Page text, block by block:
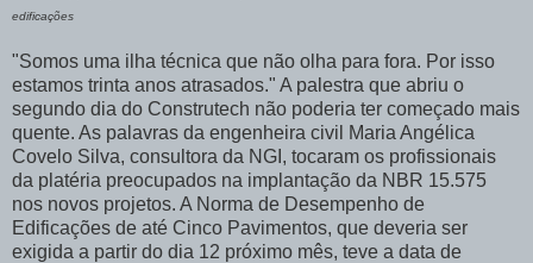
edificações
"Somos uma ilha técnica que não olha para fora. Por isso
estamos trinta anos atrasados." A palestra que abriu o
segundo dia do Construtech não poderia ter começado mais
quente. As palavras da engenheira civil Maria Angélica
Covelo Silva, consultora da NGI, tocaram os profissionais
da platéria preocupados na implantação da NBR 15.575
nos novos projetos. A Norma de Desempenho de
Edificações de até Cinco Pavimentos, que deveria ser
exigida a partir do dia 12 próximo mês, teve a data de